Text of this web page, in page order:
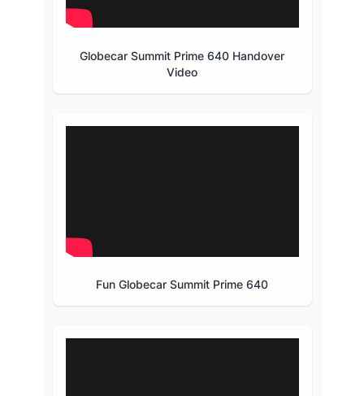
Globecar Summit Prime 640 Handover
Video
Fun Globecar Summit Prime 640